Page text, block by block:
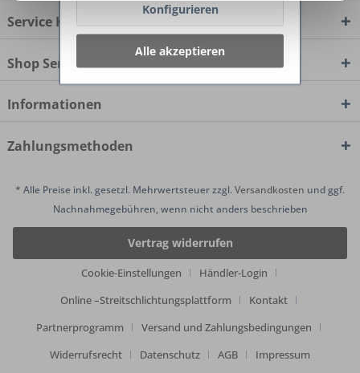
Service Hotline
Shop Service
Informationen
Zahlungsmethoden
* Alle Preise inkl. gesetzl. Mehrwertsteuer zzgl.Versandkosten und ggf.
Nachnahmegebühren, wenn nicht anders beschrieben
Vertrag widerrufen
Cookie-Einstellungen
Händler-Login
Online –Streitschlichtungsplattform
Kontakt
Partnerprogramm
Versand und Zahlungsbedingungen
Widerrufsrecht
Datenschutz AGB Impressum
Konfigurieren
Alle akzeptieren